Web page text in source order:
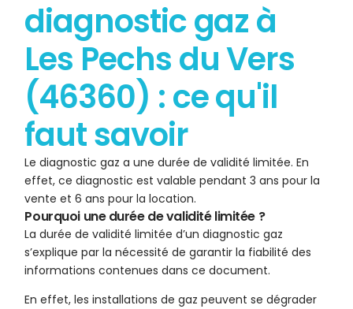
diagnostic gaz à
Les Pechs du Vers
(46360) : ce qu'il
faut savoir
Le diagnostic gaz a une durée de validité limitée. En
effet, ce diagnostic est valable pendant 3 ans pour la
vente et 6 ans pour la location.
Pourquoi une durée de validité limitée ?
La durée de validité limitée d’un diagnostic gaz
s’explique par la nécessité de garantir la fiabilité des
informations contenues dans ce document.
En effet, les installations de gaz peuvent se dégrader